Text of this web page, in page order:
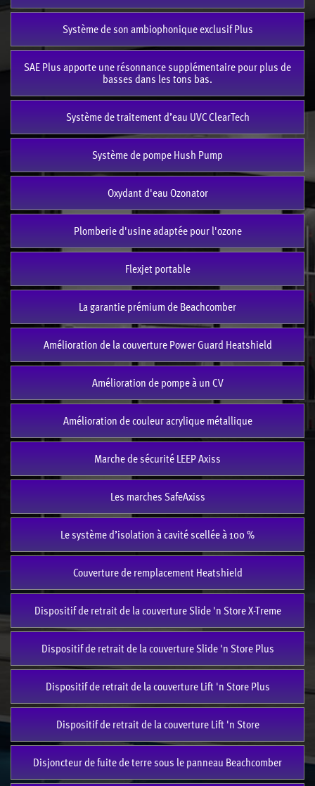
Système de son ambiophonique exclusif Plus
SAE Plus apporte une résonnance supplémentaire pour plus de
basses dans les tons bas.
Système de traitement d’eau UVC ClearTech
Système de pompe Hush Pump
Oxydant d'eau Ozonator
Plomberie d'usine adaptée pour l'ozone
Flexjet portable
La garantie prémium de Beachcomber
Amélioration de la couverture Power Guard Heatshield
Amélioration de pompe à un CV
Amélioration de couleur acrylique métallique
Marche de sécurité LEEP Axiss
Les marches SafeAxiss
Le système d’isolation à cavité scellée à 100 %
Couverture de remplacement Heatshield
Dispositif de retrait de la couverture Slide 'n Store X-Treme
Dispositif de retrait de la couverture Slide 'n Store Plus
Dispositif de retrait de la couverture Lift 'n Store Plus
Dispositif de retrait de la couverture Lift 'n Store
Disjoncteur de fuite de terre sous le panneau Beachcomber